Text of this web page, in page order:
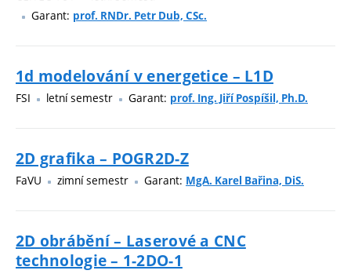
Garant: prof. RNDr. Petr Dub, CSc.
1d modelování v energetice – L1D
FSI letní semestr Garant: prof. Ing. Jiří Pospíšil, Ph.D.
2D grafika – POGR2D-Z
FaVU zimní semestr Garant: MgA. Karel Bařina, DiS.
2D obrábění – Laserové a CNC
technologie – 1-2DO-1